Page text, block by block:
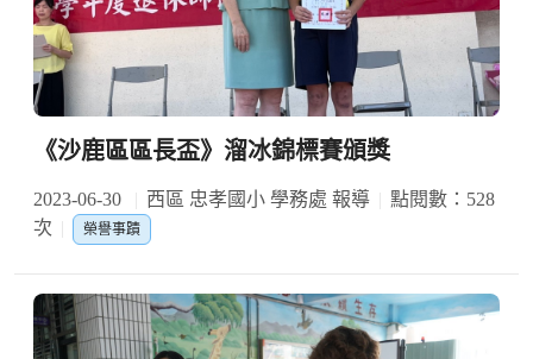
《沙鹿區區長盃》溜冰錦標賽頒獎
2023-06-30 西區 忠孝國小 學務處 報導
點閱數：528
次
榮譽事蹟